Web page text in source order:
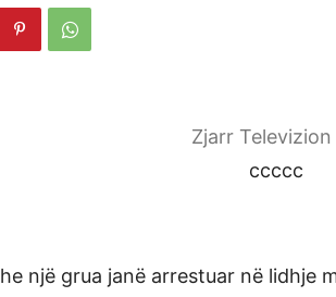
Zjarr Televizion
ccccc
një grua janë arrestuar në lidhje